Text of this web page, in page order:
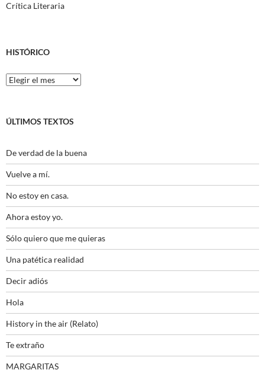
Crítica Literaria
HISTÓRICO
Histórico
ÚLTIMOS TEXTOS
De verdad de la buena
Vuelve a mí.
No estoy en casa.
Ahora estoy yo.
Sólo quiero que me quieras
Una patética realidad
Decir adiós
Hola
History in the air (Relato)
Te extraño
MARGARITAS